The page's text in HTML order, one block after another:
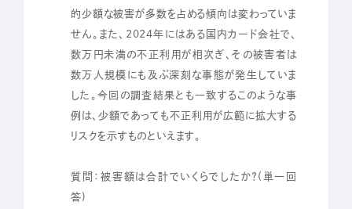
的少額な被害が多数を占める傾向は変わっていま
せん。また、2024年にはある国内カード会社で、
数万円未満の不正利用が相次ぎ、その被害者は
数万人規模にも及ぶ深刻な事態が発生していま
した。今回の調査結果とも一致するこのような事
例は、少額であっても不正利用が広範に拡大する
リスクを示すものといえます。
質問：被害額は合計でいくらでしたか？(単一回
答)